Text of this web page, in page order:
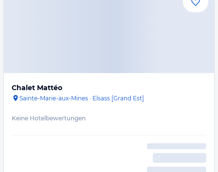
Chalet Mattéo
Sainte-Marie-aux-Mines · Elsass [Grand Est]
Keine Hotelbewertungen